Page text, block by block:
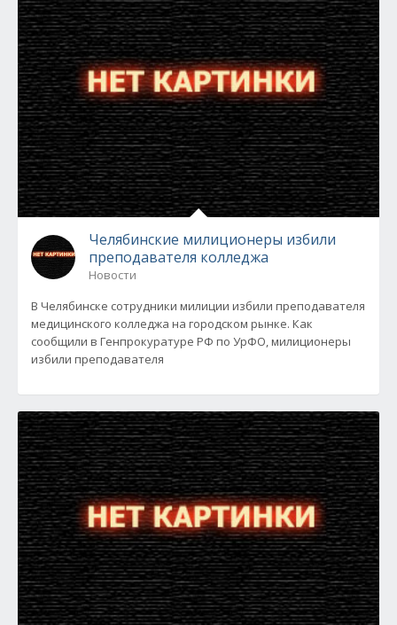
Челябинские милиционеры избили
преподавателя колледжа
Новости
В Челябинске сотрудники милиции избили преподавателя
медицинского колледжа на городском рынке. Как
сообщили в Генпрокуратуре РФ по УрФО, милиционеры
избили преподавателя